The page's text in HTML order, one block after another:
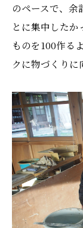
のペースで、余
とに集中した
ものを100作る
クに物づくりに